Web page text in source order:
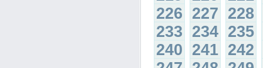
226 227 228
233 234 235
240 241 242